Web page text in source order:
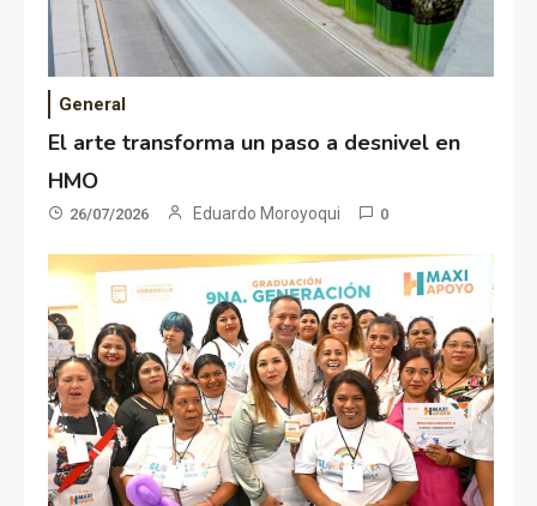
General
El arte transforma un paso a desnivel en
HMO
26/07/2026 Eduardo Moroyoqui 0